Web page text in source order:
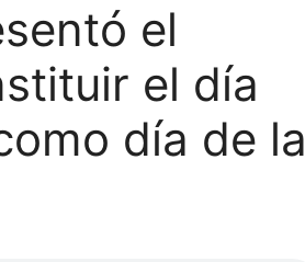
el
el día
día de la